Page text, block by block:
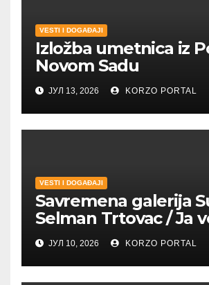
VESTI I DOGAĐAJI
Izložba umetnica iz
Novom Sadu
ЈУЛ 13, 2026 KORZO PORTAL
VESTI I DOGAĐAJI
Savremena galerija
Selman Trtovac / Ja
umetnost drugih
ЈУЛ 10, 2026 KORZO PORTAL